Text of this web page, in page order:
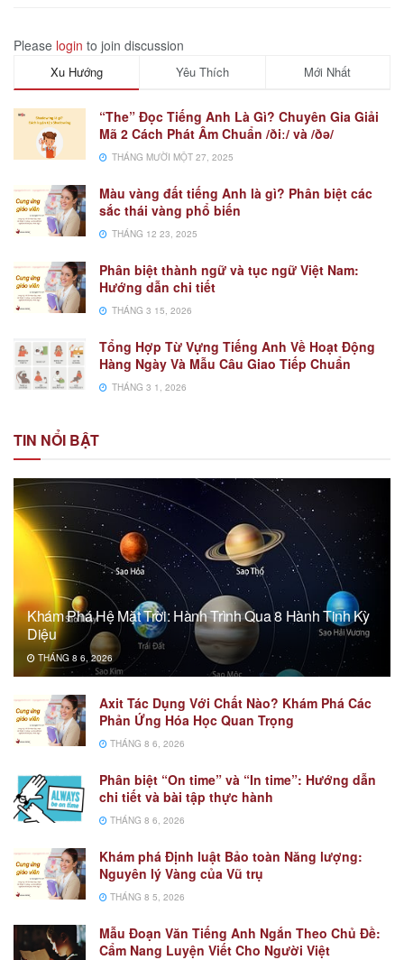
Please login to join discussion
Xu Hướng Yêu Thích Mới Nhất
“The” Đọc Tiếng Anh Là Gì? Chuyên Gia Giải
Mã 2 Cách Phát Âm Chuẩn /ðiː/ và /ðə/
THÁNG MƯỜI MỘT 27, 2025
Màu vàng đất tiếng Anh là gì? Phân biệt các
sắc thái vàng phổ biến
THÁNG 12 23, 2025
Phân biệt thành ngữ và tục ngữ Việt Nam:
Hướng dẫn chi tiết
THÁNG 3 15, 2026
Tổng Hợp Từ Vựng Tiếng Anh Về Hoạt Động
Hàng Ngày Và Mẫu Câu Giao Tiếp Chuẩn
THÁNG 3 1, 2026
TIN NỔI BẬT
Khám Phá Hệ Mặt Trời: Hành Trình Qua 8 Hành Tinh Kỳ
Diệu
THÁNG 8 6, 2026
Axit Tác Dụng Với Chất Nào? Khám Phá Các
Phản Ứng Hóa Học Quan Trọng
THÁNG 8 6, 2026
Phân biệt “On time” và “In time”: Hướng dẫn
chi tiết và bài tập thực hành
THÁNG 8 6, 2026
Khám phá Định luật Bảo toàn Năng lượng:
Nguyên lý Vàng của Vũ trụ
THÁNG 8 5, 2026
Mẫu Đoạn Văn Tiếng Anh Ngắn Theo Chủ Đề:
Cẩm Nang Luyện Viết Cho Người Việt